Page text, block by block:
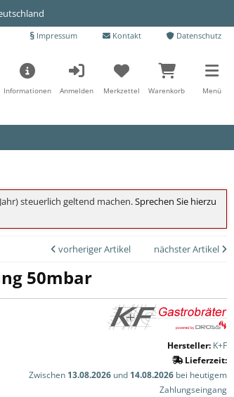
Impressum Kontakt Datenschutz
Menü
Informationen Anmelden Merkzettel Warenkorb
steuerlich geltend machen. Sprechen Sie hierzu
vorheriger Artikel nächster Artikel
50mbar
Hersteller: K+F
Lieferzeit:
Zwischen 13.08.2026 und 14.08.2026 bei heutigem
Zahlungseingang